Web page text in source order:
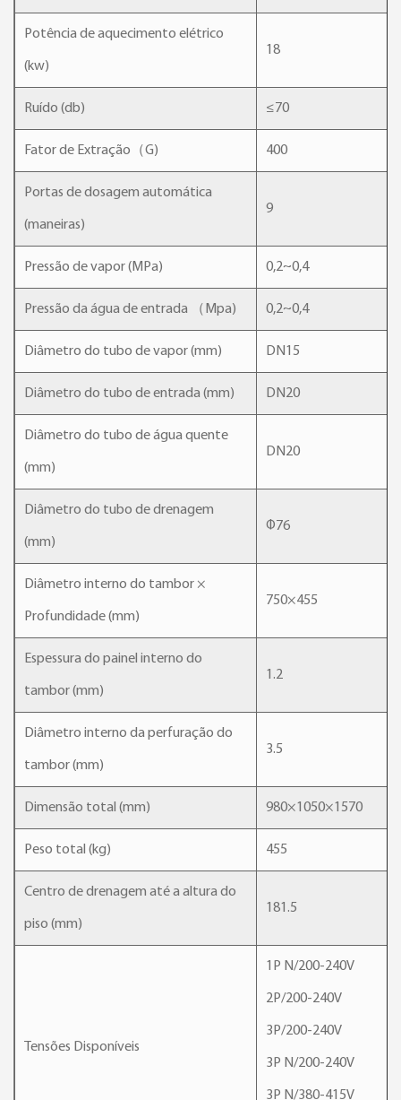
Potência de aquecimento elétrico
(kw)
18
Ruído (db) ≤70
Fator de Extração（G) 400
Portas de dosagem automática
(maneiras)
9
Pressão de vapor (MPa) 0,2~0,4
Pressão da água de entrada （Mpa) 0,2~0,4
Diâmetro do tubo de vapor (mm) DN15
Diâmetro do tubo de entrada (mm) DN20
Diâmetro do tubo de água quente
(mm)
DN20
Diâmetro do tubo de drenagem
(mm)
Φ76
Diâmetro interno do tambor ×
Profundidade (mm)
750×455
Espessura do painel interno do
tambor (mm)
1.2
Diâmetro interno da perfuração do
tambor (mm)
3.5
Dimensão total (mm) 980×1050×1570
Peso total (kg) 455
Centro de drenagem até a altura do
piso (mm)
181.5
Tensões Disponíveis
1P N/200-240V
2P/200-240V
3P/200-240V
3P N/200-240V
3P N/380-415V